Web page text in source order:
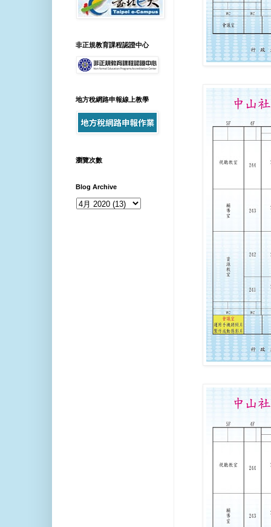
非正規教育課程認證中心
地方稅網路申報線上教學
瀏覽次數
Blog Archive